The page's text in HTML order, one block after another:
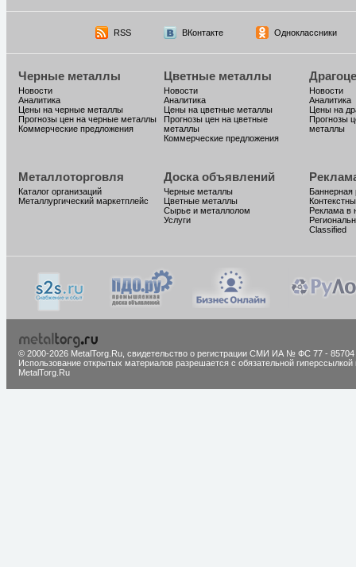
RSS ВКонтакте Одноклассники
Черные металлы
Новости
Аналитика
Цены на черные металлы
Прогнозы цен на черные металлы
Коммерческие предложения
Цветные металлы
Новости
Аналитика
Цены на цветные металлы
Прогнозы цен на цветные
металлы
Коммерческие предложения
Новости
Аналитика
Цены на
Прогнозы
металлы
Металлоторговля
Каталог организаций
Металлургический маркетплейс
Доска объявлений
Черные металлы
Цветные металлы
Сырье и металлолом
Услуги
Баннерная
Реклама в
Classified
© 2000-2026 MetalTorg.Ru, cвидетельство о регистрации СМИ ИА № ФС 77 - 85704
Использование открытых материалов разрешается с обязательной гиперссылкой
MetalTorg.Ru